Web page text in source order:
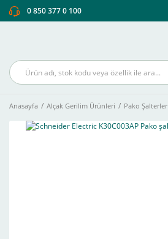
0 850 377 0 100
Anasayfa Alçak Gerilim Ürünleri Pako Şalterler